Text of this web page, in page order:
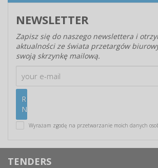
NEWSLETTER
Zapisz się do naszego newslettera i
aktualności ze świata przetargów
swoją skrzynkę mailową.
Wyrażam zgodę na przetwarzanie moich danych
TENDERS